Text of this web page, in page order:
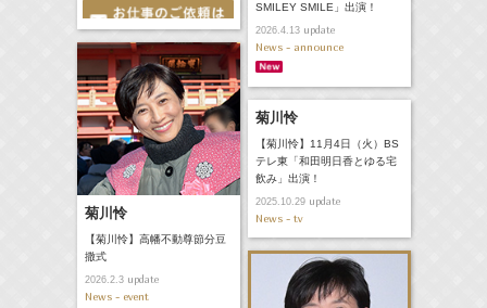
SMILEY SMILE」出演！
2026.4.13update
News - announce
菊川怜
【菊川怜】高幡不動尊節分豆
撒式
2026.2.3update
News - event
菊川怜
【菊川怜】11月4日（火）BS
テレ東「和田明日香とゆる宅
飲み」出演！
2025.10.29update
News - tv